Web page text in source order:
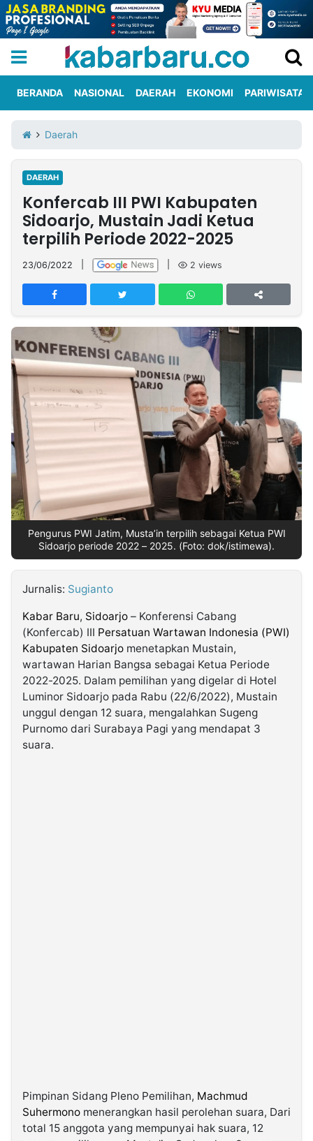
Iklan
Berita
Kami
Nasional
International
Olahraga
Entertainment
Daerah
Pariwisata
Kuliner
Kolom
Network
PT
TREETAN
INDONESIA
Partner
Insight
NTB
Suara
Time
Lens
IDN
Daily
Jogja
Jalan
Rakyat
Idealita
News
Kita
Notice
Radar
Baru
Seedbacklink
Follow
Kabarbaru
Kabarbaru.co
2026
Kabarbaru
Media
Holding
BERANDA NASIONAL DAERAH EKONOMI PARIWISATA
Daerah
DAERAH
Konfercab III PWI Kabupaten
Sidoarjo, Mustain Jadi Ketua
terpilih Periode 2022-2025
23/06/2022 2 views
Pengurus PWI Jatim, Musta’in terpilih sebagai Ketua PWI
Sidoarjo periode 2022 – 2025. (Foto: dok/istimewa).
Jurnalis: Sugianto
Kabar Baru, Sidoarjo – Konferensi Cabang
(Konfercab) III Persatuan Wartawan Indonesia (PWI)
Kabupaten Sidoarjo menetapkan Mustain,
wartawan Harian Bangsa sebagai Ketua Periode
2022-2025. Dalam pemilihan yang digelar di Hotel
Luminor Sidoarjo pada Rabu (22/6/2022), Mustain
unggul dengan 12 suara, mengalahkan Sugeng
Purnomo dari Surabaya Pagi yang mendapat 3
suara.
Pimpinan Sidang Pleno Pemilihan, Machmud
Suhermono menerangkan hasil perolehan suara, Dari
total 15 anggota yang mempunyai hak suara, 12